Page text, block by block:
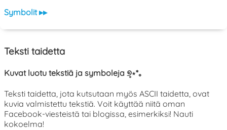
Symbolit ▸▸
Teksti taidetta
Kuvat luotu tekstiä ja symboleja ୭̥⋆*｡
Teksti taidetta, jota kutsutaan myös ASCII taidetta, ovat
kuvia valmistettu tekstiä. Voit käyttää niitä oman
Facebook-viesteistä tai blogissa, esimerkiksi! Nauti
kokoelma!